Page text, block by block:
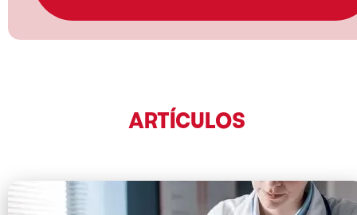
ARTÍCULOS